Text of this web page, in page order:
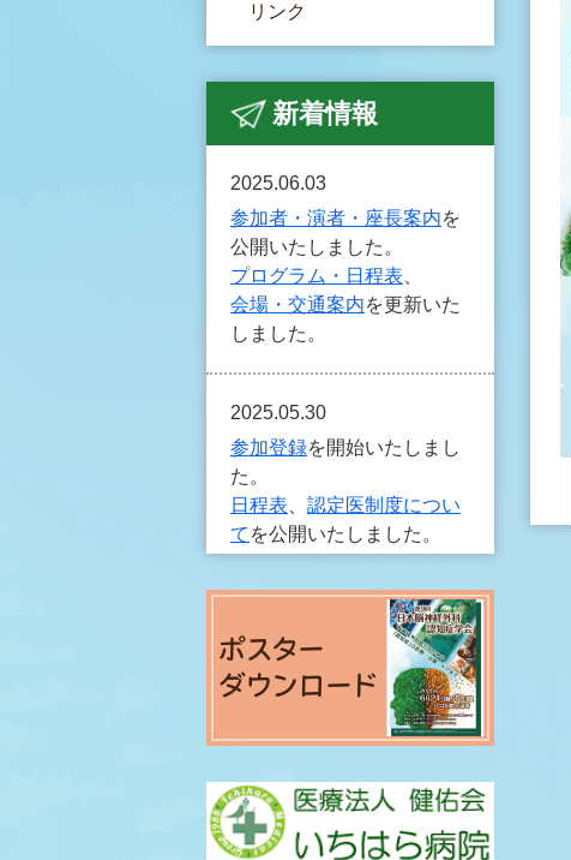
リンク
新着情報
2025.06.03
参加者・演者・座長案内を
公開いたしました。
プログラム・日程表
会場・交通案内を更新いた
しました。
2025.05.30
参加登録を開始いたしまし
た。
日程表
認定医制度につい
て を公開いたしました。
利益相反（COI）についてを
公開いたしました。
演題募集を締め切りまし
た。
多数のご登録をいただきあ